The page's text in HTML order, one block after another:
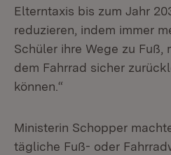
Elterntaxis bis zum Jahr
reduzieren, indem immer
Schüler ihre Wege zu Fuß,
dem Fahrrad sicher
können.“
Ministerin Schopper
tägliche Fuß- oder